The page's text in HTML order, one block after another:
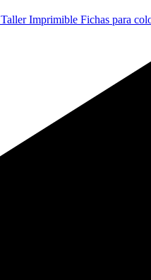
TallerImprimible Fichas para